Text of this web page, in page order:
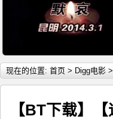
现在的位置: 首页 > Digg电影 >
【BT下载】